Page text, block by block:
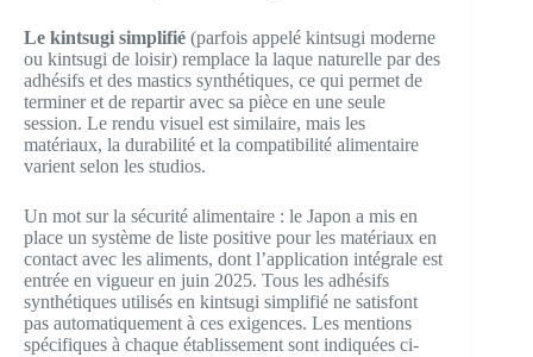
Le kintsugi simplifié (parfois appelé kintsugi moderne
ou kintsugi de loisir) remplace la laque naturelle par des
adhésifs et des mastics synthétiques, ce qui permet de
terminer et de repartir avec sa pièce en une seule
session. Le rendu visuel est similaire, mais les
matériaux, la durabilité et la compatibilité alimentaire
varient selon les studios.
Un mot sur la sécurité alimentaire : le Japon a mis en
place un système de liste positive pour les matériaux en
contact avec les aliments, dont l’application intégrale est
entrée en vigueur en juin 2025. Tous les adhésifs
synthétiques utilisés en kintsugi simplifié ne satisfont
pas automatiquement à ces exigences. Les mentions
spécifiques à chaque établissement sont indiquées ci-